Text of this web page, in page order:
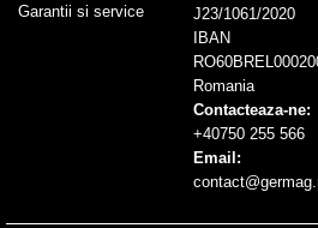
Garantii si service
J23/1061/2020
IBAN
Romania
Contacteaza-ne:
+40750 255 566
Email: